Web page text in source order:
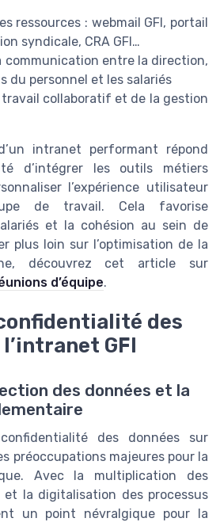
ressources : webmail GFI, portail
syndicale, CRA GFI…
communication entre la direction,
du personnel et les salariés
collaboratif et de la gestion
intranet performant répond
d’intégrer les outils métiers
l’expérience utilisateur
de travail. Cela favorise
et la cohésion au sein de
plus loin sur l’optimisation de la
découvrez cet article sur
d’équipe.
des
GFI
des données et la
des données sur
préoccupations majeures pour la
Avec la multiplication des
et la digitalisation des processus
un point névralgique pour la